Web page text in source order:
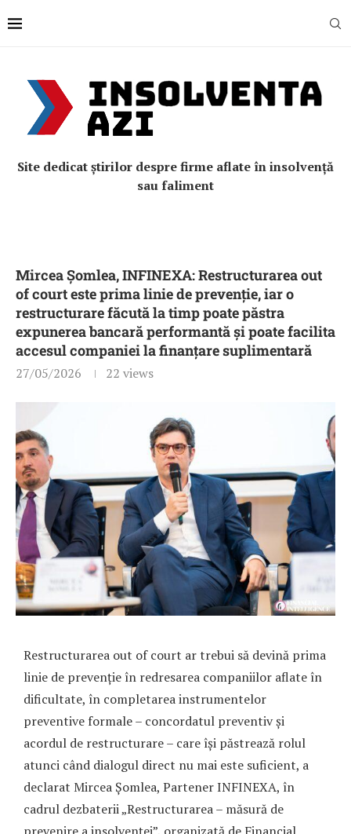
Site dedicat știrilor despre firme aflate în insolvență
sau faliment
Mircea Șomlea, INFINEXA: Restructurarea out
of court este prima linie de prevenție, iar o
restructurare făcută la timp poate păstra
expunerea bancară performantă și poate facilita
accesul companiei la finanțare suplimentară
27/05/2026 22 views
Restructurarea out of court ar trebui să devină prima
linie de prevenție în redresarea companiilor aflate în
dificultate, în completarea instrumentelor
preventive formale – concordatul preventiv și
acordul de restructurare – care își păstrează rolul
atunci când dialogul direct nu mai este suficient, a
declarat Mircea Șomlea, Partener INFINEXA, în
cadrul dezbaterii „Restructurarea – măsură de